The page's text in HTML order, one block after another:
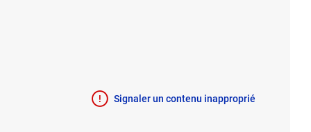
Signaler un contenu inapproprié